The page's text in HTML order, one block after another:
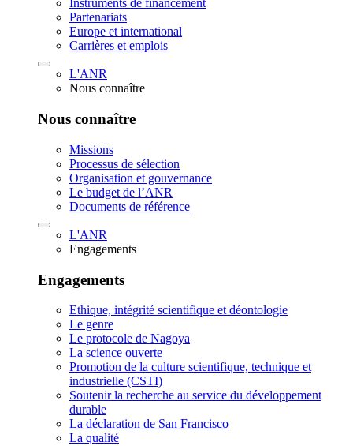
Instruments de financement
Partenariats
Europe et international
Carrières et emplois
L'ANR
Nous connaître
Nous connaître
Missions
Processus de sélection
Organisation et gouvernance
Le budget de l’ANR
Documents de référence
L'ANR
Engagements
Engagements
Ethique, intégrité scientifique et déontologie
Le genre
Le protocole de Nagoya
La science ouverte
Promotion de la culture scientifique, technique et
industrielle (CSTI)
Soutenir la recherche au service du développement
durable
La déclaration de San Francisco
La qualité